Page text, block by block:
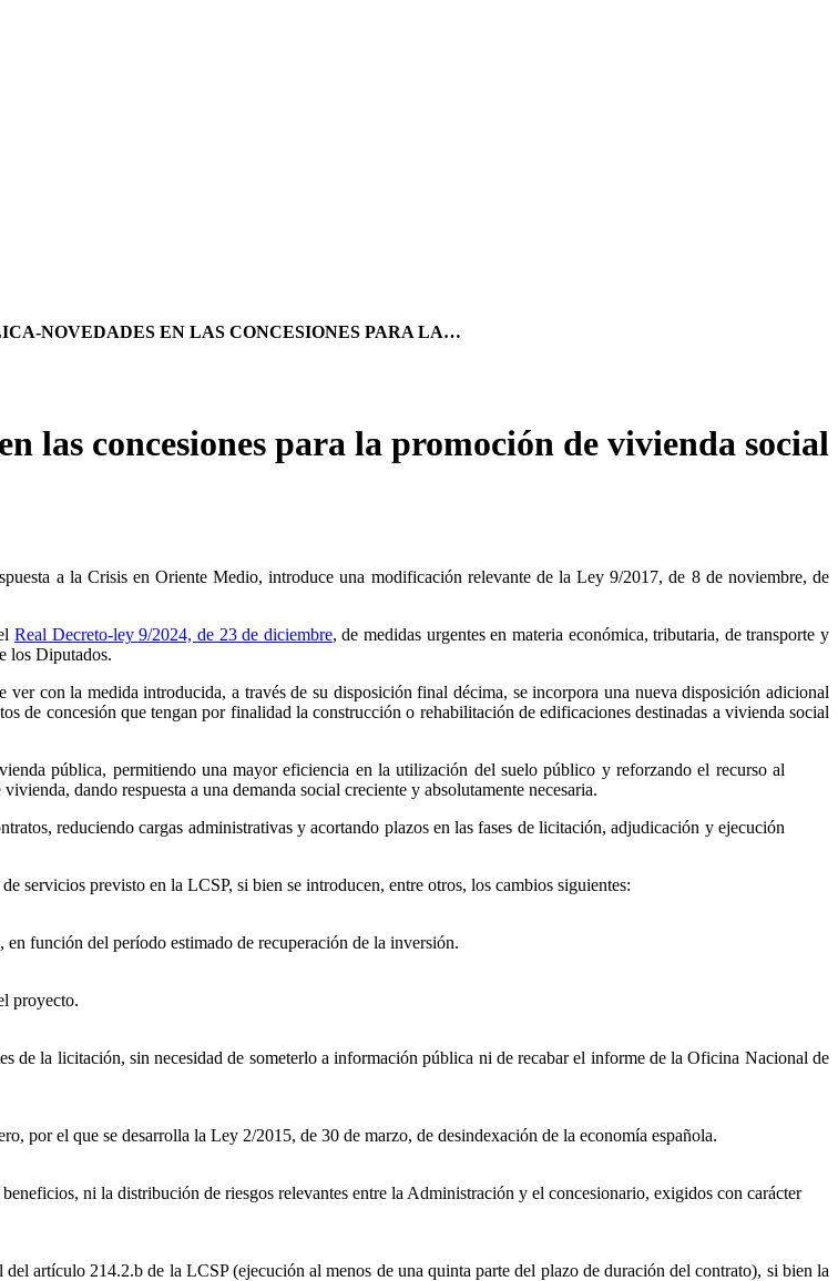
NOVEDADES EN LAS CONCESIONES PARA LA…
las concesiones para la promoción de vivienda social
a la Crisis en Oriente Medio, introduce una modificación relevante de la Ley 9/2017, de 8 de noviembre, de
Real Decreto-ley 9/2024, de 23 de diciembre, de medidas urgentes en materia económica, tributaria, de transporte y
los Diputados.
con la medida introducida, a través de su disposición final décima, se incorpora una nueva disposición adicional
de concesión que tengan por finalidad la construcción o rehabilitación de edificaciones destinadas a vivienda social
pública, permitiendo una mayor eficiencia en la utilización del suelo público y reforzando el recurso al
dando respuesta a una demanda social creciente y absolutamente necesaria.
reduciendo cargas administrativas y acortando plazos en las fases de licitación, adjudicación y ejecución
servicios previsto en la LCSP, si bien se introducen, entre otros, los cambios siguientes:
función del período estimado de recuperación de la inversión.
proyecto.
de la licitación, sin necesidad de someterlo a información pública ni de recabar el informe de la Oficina Nacional de
por el que se desarrolla la Ley 2/2015, de 30 de marzo, de desindexación de la economía española.
ni la distribución de riesgos relevantes entre la Administración y el concesionario, exigidos con carácter
artículo 214.2.b de la LCSP (ejecución al menos de una quinta parte del plazo de duración del contrato), si bien la